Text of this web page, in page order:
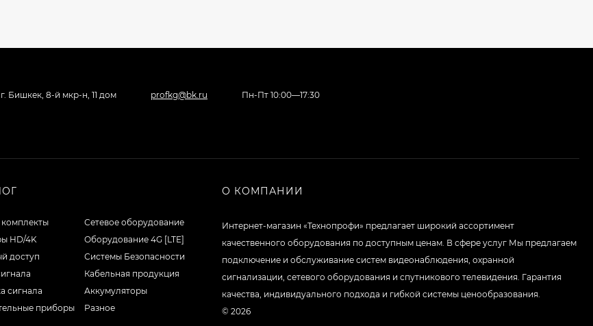
200м
KM9Pro Classic
6 450 сом
г. Бишкек, 8-й мкр-н, 11 дом profkg@bk.ru Пн-Пт 10:00—17:30
комплекты
HD/4K
доступ
сигнала
приборы
Сетевое оборудование
Оборудование 4G [LTE]
Системы Безопасности
Кабельная продукция
Аккумуляторы
Разное
О КОМПАНИИ
Интернет-магазин «Технопрофи» предлагает широкий ассортимент
качественного оборудования по доступным ценам. В сфере услуг Мы предлагаем
подключение и обслуживание систем видеонаблюдения, охранной
сигнализации, сетевого оборудования и спутникового телевидения. Гарантия
качества, индивидуального подхода и гибкой системы ценообразования.
© 2026